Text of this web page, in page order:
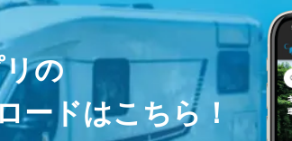
の
ードはこちら！